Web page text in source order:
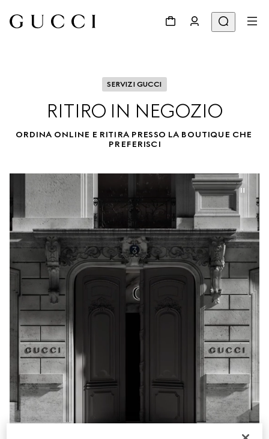
SERVIZI GUCCI
RITIRO IN NEGOZIO
ORDINA ONLINE E RITIRA PRESSO LA BOUTIQUE CHE
PREFERISCI